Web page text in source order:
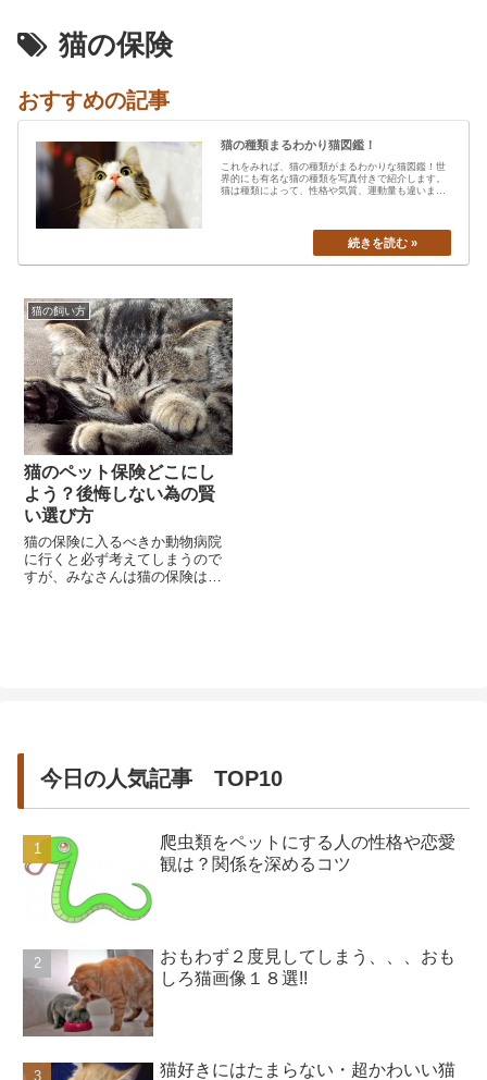
猫の保険
おすすめの記事
猫の種類まるわかり猫図鑑！
これをみれば、猫の種類がまるわかりな猫図鑑！世
界的にも有名な猫の種類を写真付きで紹介します。
猫は種類によって、性格や気質、運動量も違います
猫の飼い方
猫のペット保険どこにし
よう？後悔しない為の賢
い選び方
猫の保険に入るべきか動物病院
に行くと必ず考えてしまうので
すが、みなさんは猫の保険は何
今日の人気記事 TOP10
爬虫類をペットにする人の性格や恋愛
観は？関係を深めるコツ
おもわず２度見してしまう、、、おも
しろ猫画像１８選!!
猫好きにはたまらない・超かわいい猫